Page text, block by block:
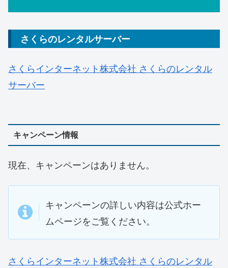
さくらのレンタルサーバー
さくらインターネット株式会社 さくらのレンタル
サーバー
キャンペーン情報
現在、キャンペーンはありません。
キャンペーンの詳しい内容は公式ホー
ムページをご覧ください。
さくらインターネット株式会社 さくらのレンタル